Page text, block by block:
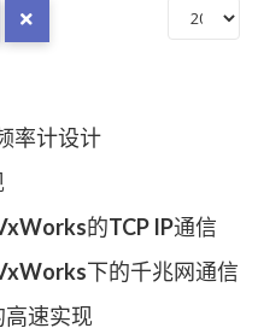
率计设计
的TCP IP通信
下的千兆网通信
高速实现